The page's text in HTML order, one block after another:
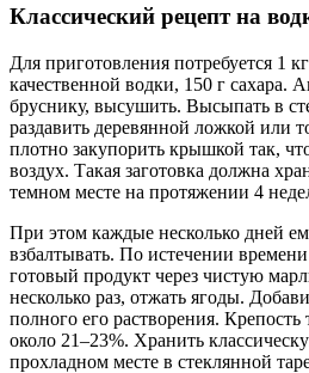
Классический рецепт на
Для приготовления потребуется 1
качественной водки, 150 г сахара.
бруснику, высушить. Высыпать в
раздавить деревянной ложкой или
плотно закупорить крышкой так,
воздух. Такая заготовка должна
темном месте на протяжении 4
При этом каждые несколько дней
взбалтывать. По истечении
готовый продукт через чистую
несколько раз, отжать ягоды.
полного его растворения. Крепость
около 21–23%. Хранить
прохладном месте в стеклянной